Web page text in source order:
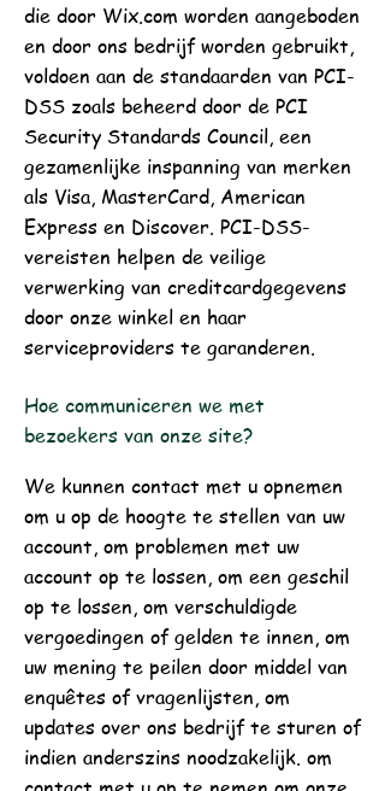
die door Wix.com worden aangeboden
en door ons bedrijf worden gebruikt,
voldoen aan de standaarden van PCI-
DSS zoals beheerd door de PCI
Security Standards Council, een
gezamenlijke inspanning van merken
als Visa, MasterCard, American
Express en Discover. PCI-DSS-
vereisten helpen de veilige
verwerking van creditcardgegevens
door onze winkel en haar
serviceproviders te garanderen.
Hoe communiceren we met
bezoekers van onze site?
We kunnen contact met u opnemen
om u op de hoogte te stellen van uw
account, om problemen met uw
account op te lossen, om een geschil
op te lossen, om verschuldigde
vergoedingen of gelden te innen, om
uw mening te peilen door middel van
enquêtes of vragenlijsten, om
updates over ons bedrijf te sturen of
indien anderszins noodzakelijk. om